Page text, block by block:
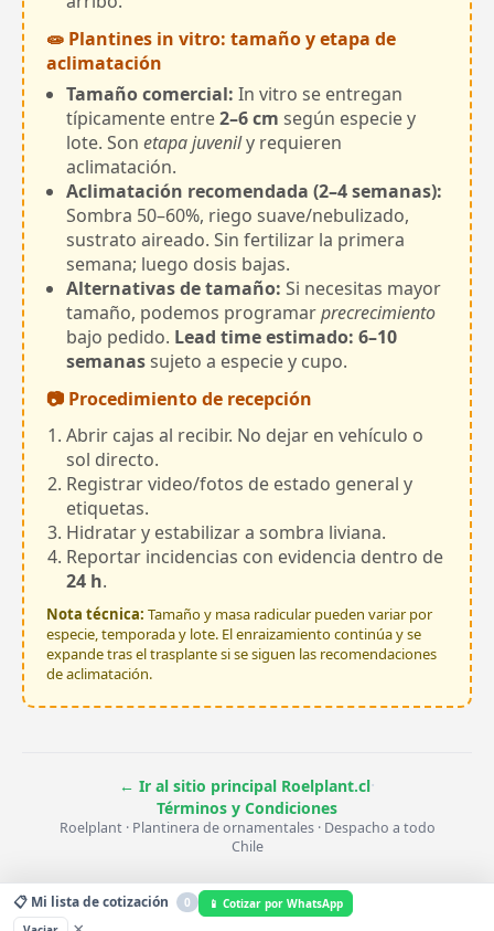
🧫 Plantines in vitro: tamaño y etapa de
aclimatación
Tamaño comercial: In vitro se entregan
típicamente entre2–6 cm según especie y
lote. Son etapa juvenily requieren
aclimatación.
Aclimatación recomendada (2–4 semanas):
Sombra 50–60%, riego suave/nebulizado,
sustrato aireado. Sin fertilizar la primera
semana; luego dosis bajas.
Alternativas de tamaño: Si necesitas mayor
tamaño, podemos programarprecrecimiento
bajo pedido. Lead time estimado: 6–10
semanassujeto a especie y cupo.
📷 Procedimiento de recepción
Abrir cajas al recibir. No dejar en vehículo o
sol directo.
Registrar video/fotos de estado general y
etiquetas.
Hidratar y estabilizar a sombra liviana.
Reportar incidencias con evidencia dentro de
24 h.
Nota técnica: Tamaño y masa radicular pueden variar por
especie, temporada y lote. El enraizamiento continúa y se
expande tras el trasplante si se siguen las recomendaciones
de aclimatación.
← Ir al sitio principal Roelplant.cl·
Términos y Condiciones
Roelplant · Plantinera de ornamentales · Despacho a todo
Chile
📋 Mi lista de cotización 0
📱 Cotizar por WhatsApp